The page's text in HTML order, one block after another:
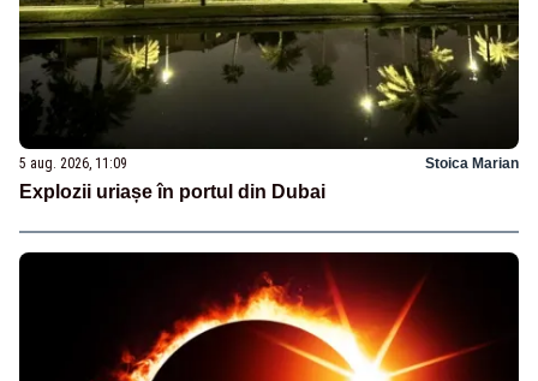
5 aug. 2026, 11:09 Stoica Marian
Explozii uriașe în portul din Dubai